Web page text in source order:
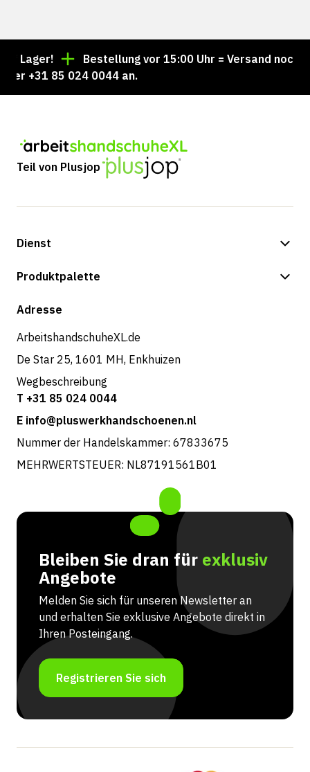
Bestellung vor 15:00 Uhr = Versand noch am
+31 85 024 0044 an.
Teil von Plusjop
Dienst
Zahlungsmöglichkeiten
Rücksendungen und Service
Produktpalette
Shop
Adresse
ArbeitshandschuheXL.de
De Star 25, 1601 MH, Enkhuizen
Wegbeschreibung
T +31 85 024 0044
E info@pluswerkhandschoenen.nl
Nummer der Handelskammer: 67833675
MEHRWERTSTEUER: NL87191561B01
Bleiben Sie dran für exklusiv
Angebote
Melden Sie sich für unseren Newsletter an
und erhalten Sie exklusive Angebote direkt in
Ihren Posteingang.
Registrieren Sie sich